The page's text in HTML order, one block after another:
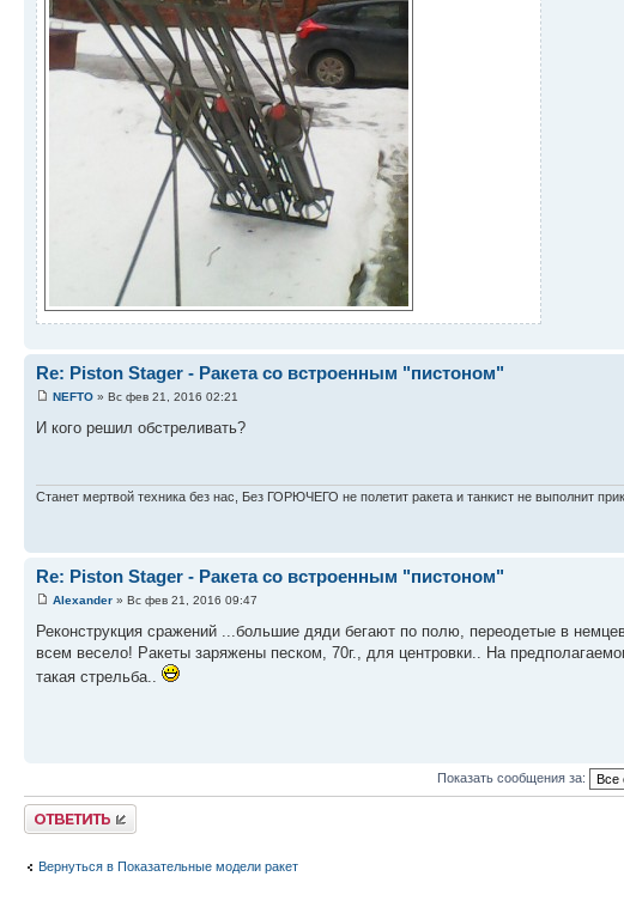
Re: Piston Stager - Ракета со встроенным "пистоном"
NEFTO » Вс фев 21, 2016 02:21
И кого решил обстреливать?
Станет мертвой техника без нас, Без ГОРЮЧЕГО не полетит ракета и танкист не выполнит
Re: Piston Stager - Ракета со встроенным "пистоном"
Alexander » Вс фев 21, 2016 09:47
Реконструкция сражений ...большие дяди бегают по полю, переодетые в
всем весело! Ракеты заряжены песком, 70г., для центровки.. На
такая стрельба..
Показать сообщения за:
Ответить
Вернуться в Показательные модели ракет